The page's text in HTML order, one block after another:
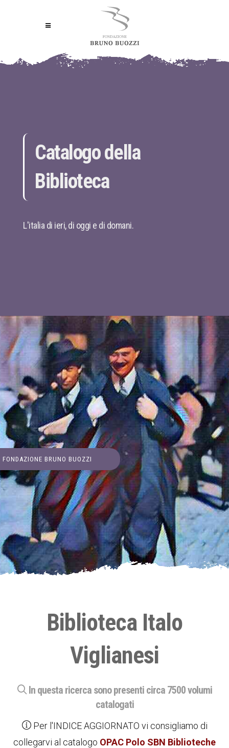
Catalogo della
Biblioteca
L'italia di ieri, di oggi e di domani.
FONDAZIONE BRUNO BUOZZI
Biblioteca Italo
Viglianesi
In questa ricerca sono presenti circa 7500 volumi
catalogati
Per l'INDICE AGGIORNATO vi consigliamo di
collegarvi al catalogo OPAC Polo SBN Biblioteche